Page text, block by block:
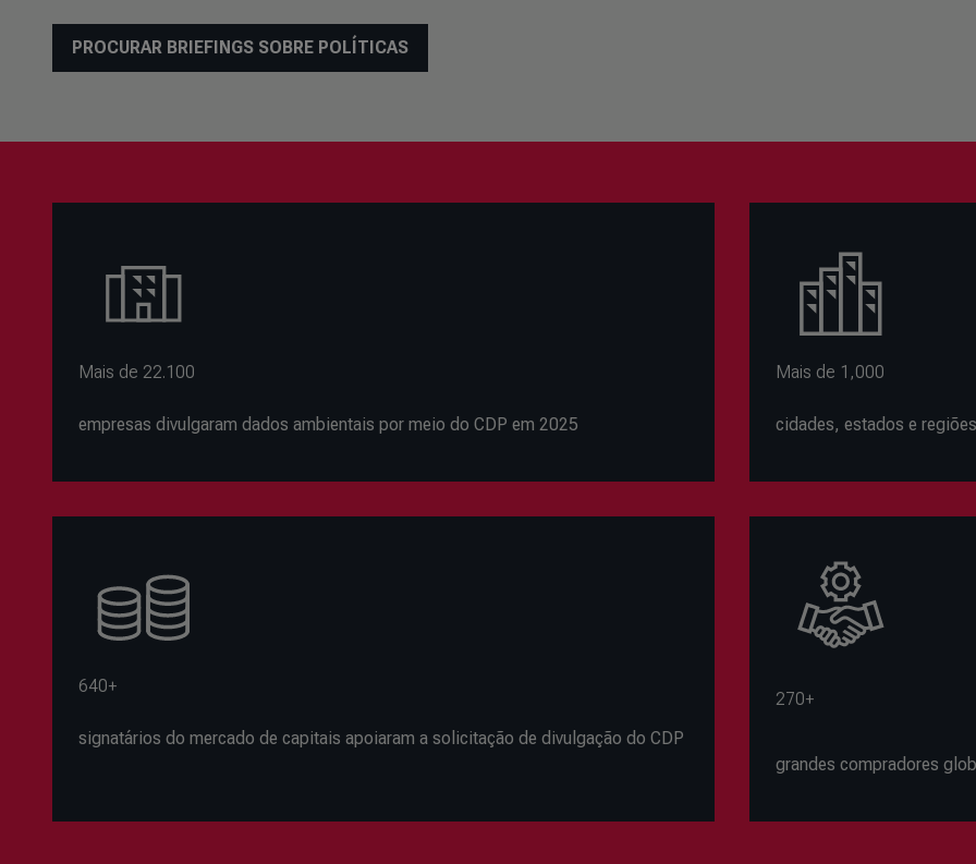
PROCURAR BRIEFINGS SOBRE POLÍTICAS
Mais de 22.100
empresas divulgaram dados ambientais por meio do CDP em 2025
Mais de 1,000
cidades, estados e
640+
signatários do mercado de capitais apoiaram a solicitação de divulgação do CDP
270+
grandes compradores